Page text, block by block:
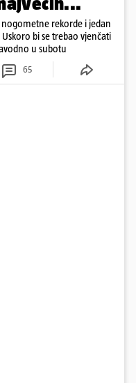
rekorde i jedan
bi se trebao vjenčati
u subotu
65